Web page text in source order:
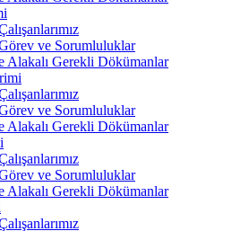
ve Sorumluluklar
Alakalı Gerekli Dökümanlar
ve Sorumluluklar
Alakalı Gerekli Dökümanlar
ve Sorumluluklar
Alakalı Gerekli Dökümanlar